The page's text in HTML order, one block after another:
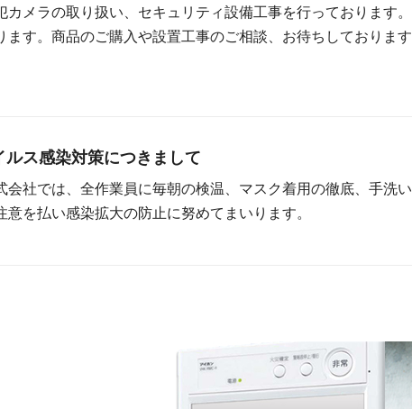
カメラの取り扱い、セキュリティ設備工事を行っております。
ます。商品のご購入や設置工事のご相談、お待ちしております
ルス感染対策につきまして
会社では、全作業員に毎朝の検温、マスク着用の徹底、手洗
意を払い感染拡大の防止に努めてまいります。